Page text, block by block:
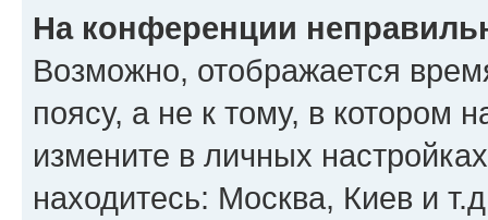
На конференции
Возможно, отображается
поясу, а не к тому, в котором
измените в личных
находитесь: Москва, Киев и